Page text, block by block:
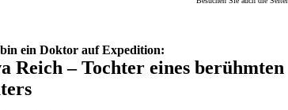
ein Doktor auf Expedition:
Reich – Tochter eines berühmten